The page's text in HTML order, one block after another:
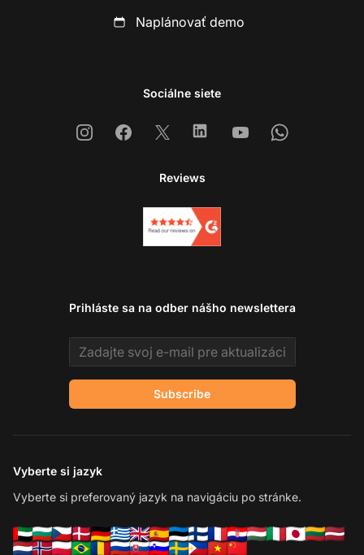
Naplánovať demo
Sociálne siete
InstagramFacebook
X LinkedinYoutubeWhatsapp
Reviews
Prihláste sa na odber nášho newslettera
Email address
Subscribe
Vyberte si jazyk
Vyberte si preferovaný jazyk na navigáciu po stránke.